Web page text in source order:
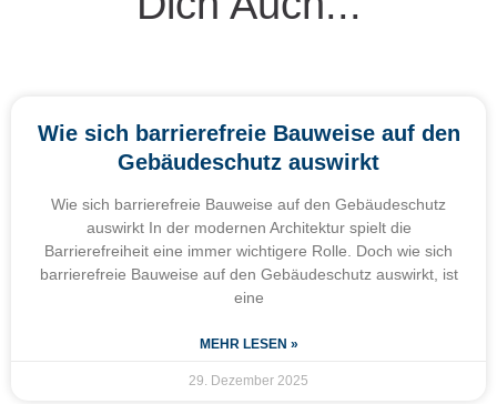
Wie sich barrierefreie Bauweise auf den
Gebäudeschutz auswirkt
Wie sich barrierefreie Bauweise auf den Gebäudeschutz
auswirkt In der modernen Architektur spielt die
Barrierefreiheit eine immer wichtigere Rolle. Doch wie sich
barrierefreie Bauweise auf den Gebäudeschutz auswirkt, ist
eine
MEHR LESEN »
29. Dezember 2025